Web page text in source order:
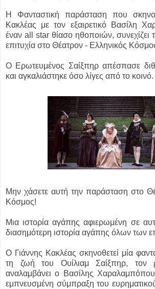
Η Φανταστική παράσταση που
Κακλέας με τον εξαιρετικό Βασίλη
έναν all star θίασο ηθοποιών, συνεχίζει
επιτυχία στο Θέατρον - Ελληνικός
Ο Ερωτευμένος Σαίξπηρ απέσπασε
και αγκαλιάστηκε όσο λίγες από το κοινό.
Μην χάσετε αυτή την παράσταση στο
Κόσμος!
Μια ιστορία αγάπης αφιερωμένη σε
διασημότερη ιστορία αγάπης όλων των
Ο Γιάννης Κακλέας σκηνοθετεί μία
τη ζωή του Ουίλιαμ Σαίξπηρ, τον
αναλαμβάνει ο Βασίλης
εμπνευσμένη σύμπραξη του